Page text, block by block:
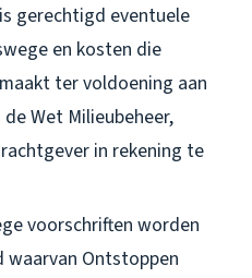
gerechtigd eventuele
en kosten die
ter voldoening aan
Wet Milieubeheer,
in rekening te
voorschriften worden
Ontstoppen